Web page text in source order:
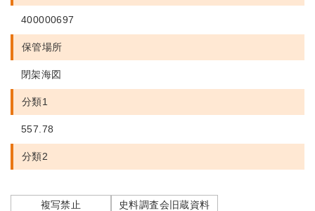
400000697
保管場所
閉架海図
分類1
557.78
分類2
複写禁止 史料調査会旧蔵資料